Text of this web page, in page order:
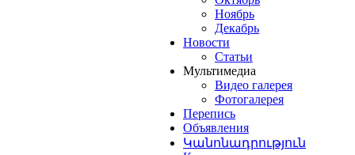
Ноябрь
Декабрь
Новости
Статьи
Мультимедиа
Видео галерея
Фотогалерея
Перепись
Объявления
Կանոնադրություն